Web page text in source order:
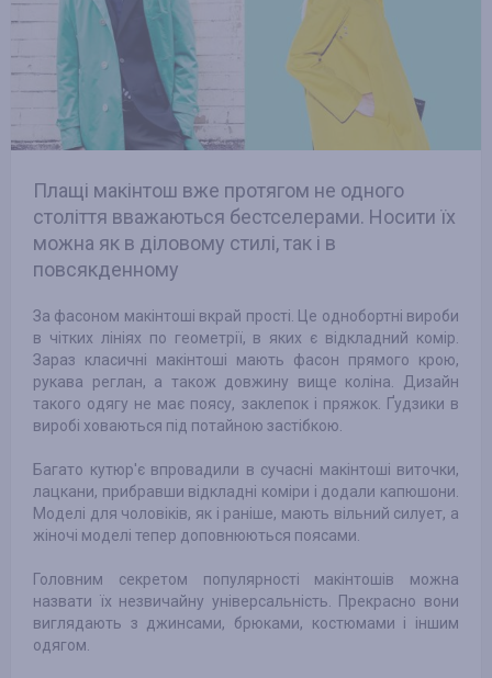
Плащі макінтош вже протягом не одного
століття вважаються бестселерами. Носити їх
можна як в діловому стилі, так і в
повсякденному
За фасоном макінтоші вкрай прості. Це однобортні вироби
в чітких лініях по геометрії, в яких є відкладний комір.
Зараз класичні макінтоші мають фасон прямого крою,
рукава реглан, а також довжину вище коліна. Дизайн
такого одягу не має поясу, заклепок і пряжок. Ґудзики в
виробі ховаються під потайною застібкою.
Багато кутюр'є впровадили в сучасні макінтоші виточки,
лацкани, прибравши відкладні коміри і додали капюшони.
Моделі для чоловіків, як і раніше, мають вільний силует, а
жіночі моделі тепер доповнюються поясами.
Головним секретом популярності макінтошів можна
назвати їх незвичайну універсальність. Прекрасно вони
виглядають з джинсами, брюками, костюмами і іншим
одягом.